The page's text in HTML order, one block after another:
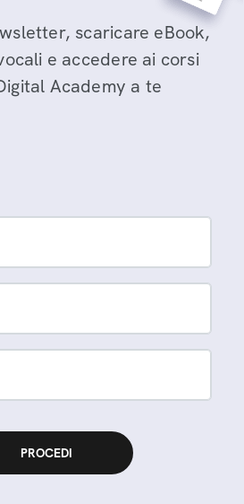
scaricare eBook,
e accedere ai corsi
Academy a te